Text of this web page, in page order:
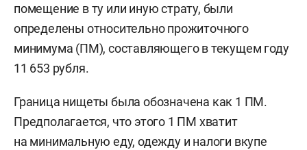
помещение в ту или иную страту, были
определены относительно прожиточного
минимума (ПМ), составляющего в текущем году
11 653 рубля.
Граница нищеты была обозначена как 1 ПМ.
Предполагается, что этого 1 ПМ хватит
на минимальную еду, одежду и налоги вкупе